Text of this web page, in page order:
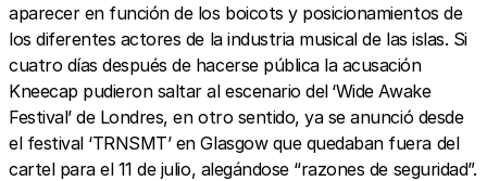
aparecer en función de los boicots y posicionamientos de
los diferentes actores de la industria musical de las islas. Si
cuatro días después de hacerse pública la acusación
Kneecap pudieron saltar al escenario del ‘Wide Awake
Festival’ de Londres, en otro sentido, ya se anunció desde
el festival ‘TRNSMT’ en Glasgow que quedaban fuera del
cartel para el 11 de julio, alegándose “razones de seguridad”.